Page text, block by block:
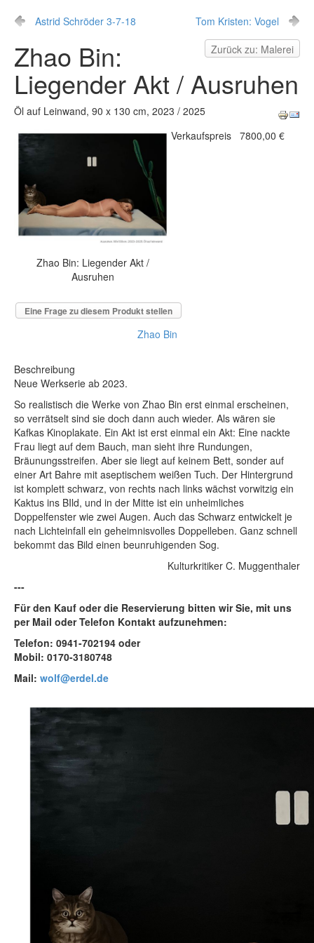
Astrid Schröder 3-7-18
Tom Kristen: Vogel
Zurück zu: Malerei
Zhao Bin:
Liegender Akt / Ausruhen
Öl auf Leinwand, 90 x 130 cm, 2023 / 2025
Zhao Bin: Liegender Akt /
Ausruhen
Verkaufspreis 7800,00 €
Eine Frage zu diesem Produkt stellen
Zhao Bin
Beschreibung
Neue Werkserie ab 2023.
So realistisch die Werke von Zhao Bin erst einmal erscheinen,
so verrätselt sind sie doch dann auch wieder. Als wären sie
Kafkas Kinoplakate. Ein Akt ist erst einmal ein Akt: Eine nackte
Frau liegt auf dem Bauch, man sieht ihre Rundungen,
Bräunungsstreifen. Aber sie liegt auf keinem Bett, sonder auf
einer Art Bahre mit aseptischem weißen Tuch. Der Hintergrund
ist komplett schwarz, von rechts nach links wächst vorwitzig ein
Kaktus ins BIld, und in der Mitte ist ein unheimliches
Doppelfenster wie zwei Augen. Auch das Schwarz entwickelt je
nach Lichteinfall ein geheimnisvolles Doppelleben. Ganz schnell
bekommt das Bild einen beunruhigenden Sog.
Kulturkritiker C. Muggenthaler
---
Für den Kauf oder die Reservierung bitten wir Sie, mit uns
per Mail oder Telefon Kontakt aufzunehmen:
Telefon: 0941-702194 oder
Mobil: 0170-3180748
Mail: wolf@erdel.de